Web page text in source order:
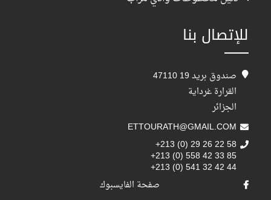
للإتصال بنا
صندوق بريد 19 47110
القرارة غرداية
الجزائر
ETTOURATH@GMAIL.COM
+213 (0) 29 26 22 58
+213 (0) 558 42 33 85
+213 (0) 541 32 42 44
صفحة الفايسبوك